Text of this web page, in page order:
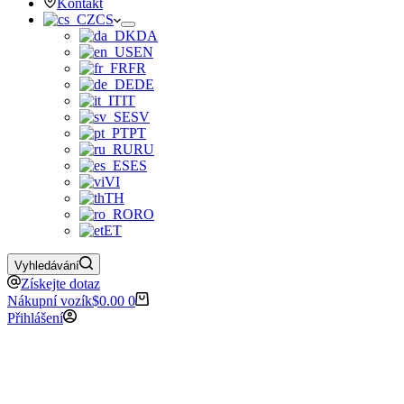
CS
DA
EN
FR
DE
IT
SV
PT
RU
ES
VI
TH
RO
ET
Vyhledávání
Získejte dotaz
Nákupní vozík$0.00 0
Přihlášení